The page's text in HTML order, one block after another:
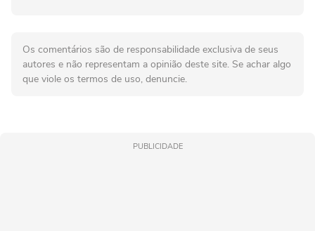
Os comentários são de responsabilidade exclusiva de seus
autores e não representam a opinião deste site. Se achar algo
que viole os termos de uso, denuncie.
PUBLICIDADE